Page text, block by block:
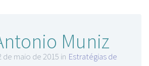
Muniz
de maio de 2015 in Estratégias de